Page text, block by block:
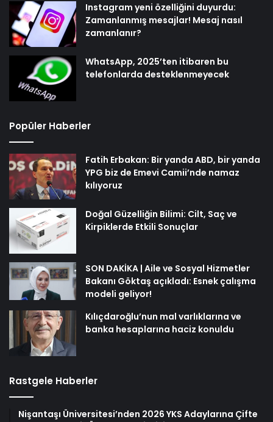
Instagram yeni özelliğini duyurdu:
Zamanlanmış mesajlar! Mesaj nasıl
zamanlanır?
WhatsApp, 2025’ten itibaren bu
telefonlarda desteklenmeyecek
Popüler Haberler
Fatih Erbakan: Bir yanda ABD, bir yanda
YPG biz de Emevi Camii’nde namaz
kılıyoruz
Doğal Güzelliğin Bilimi: Cilt, Saç ve
Kirpiklerde Etkili Sonuçlar
SON DAKİKA | Aile ve Sosyal Hizmetler
Bakanı Göktaş açıkladı: Esnek çalışma
modeli geliyor!
Kılıçdaroğlu’nun mal varlıklarına ve
banka hesaplarına haciz konuldu
Rastgele Haberler
Nişantaşı Üniversitesi’nden 2026 YKS Adaylarına Çifte